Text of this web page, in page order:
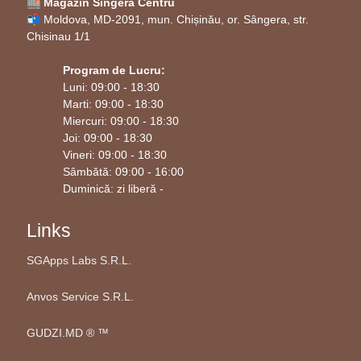
tradiția creștină cu rafinamentul natural.
📬 Moldova, MD-2091, mun. Chișinău, or. Sângera, str.
Chisinau 1/1
Program de Lucru:
Luni: 09:00 - 18:30
Marti: 09:00 - 18:30
Miercuri: 09:00 - 18:30
Joi: 09:00 - 18:30
Vineri: 09:00 - 18:30
Sâmbătă: 09:00 - 16:00
Duminică: zi liberă -
Links
SGApps Labs S.R.L.
Anvos Service S.R.L.
GUDZI.MD ®️ ™️